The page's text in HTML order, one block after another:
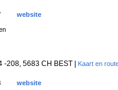
website
-208, 5683 CH BEST | Kaart en
website